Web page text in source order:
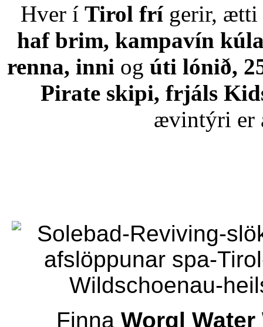
Hver íTirol frígerir, ætti
haf brim, kampavín
renna, inni og úti lónið,
Pirate skipi, frjáls
ævintýri er
Finna Worgl Water